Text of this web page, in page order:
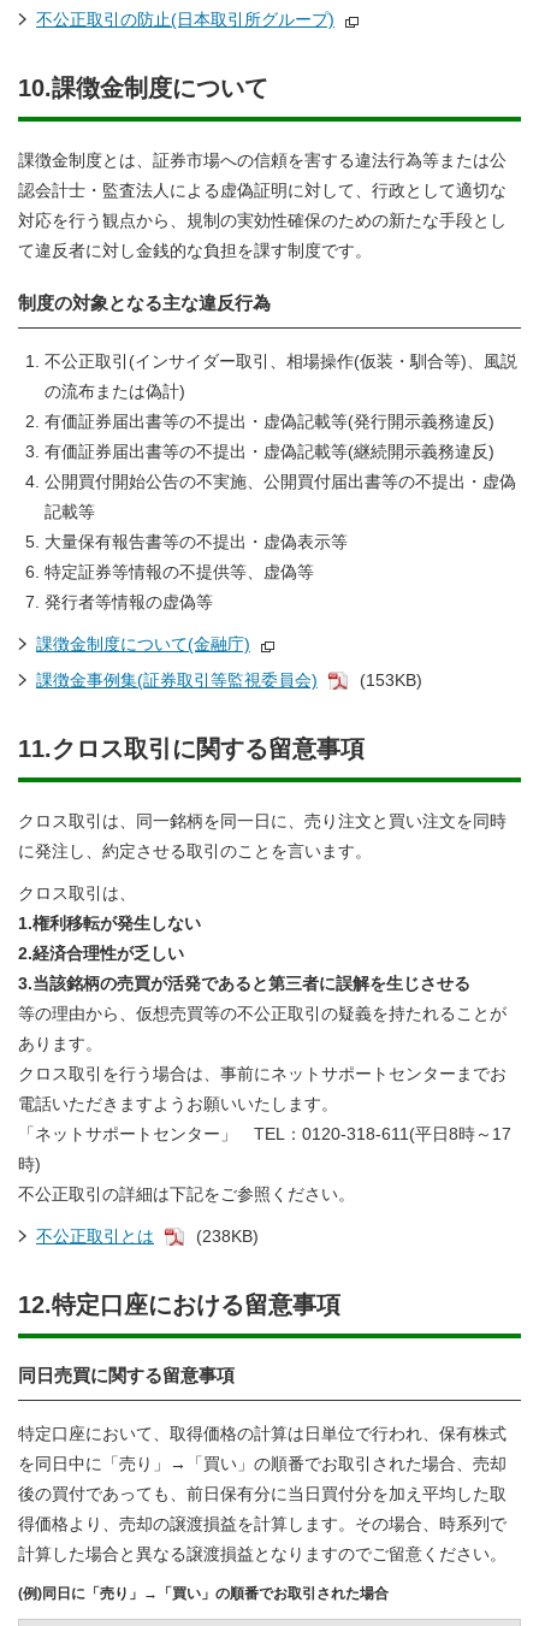
不公正取引の防止(日本取引所グループ)
10.課徴金制度について
課徴金制度とは、証券市場への信頼を害する違法行為等または公
認会計士・監査法人による虚偽証明に対して、行政として適切な
対応を行う観点から、規制の実効性確保のための新たな手段とし
て違反者に対し金銭的な負担を課す制度です。
制度の対象となる主な違反行為
不公正取引(インサイダー取引、相場操作(仮装・馴合等)、風説
の流布または偽計)
有価証券届出書等の不提出・虚偽記載等(発行開示義務違反)
有価証券届出書等の不提出・虚偽記載等(継続開示義務違反)
公開買付開始公告の不実施、公開買付届出書等の不提出・虚偽
記載等
大量保有報告書等の不提出・虚偽表示等
特定証券等情報の不提供等、虚偽等
発行者等情報の虚偽等
課徴金制度について(金融庁)
課徴金事例集(証券取引等監視委員会)
(153KB)
11.クロス取引に関する留意事項
クロス取引は、同一銘柄を同一日に、売り注文と買い注文を同時
に発注し、約定させる取引のことを言います。
クロス取引は、
1.権利移転が発生しない
2.経済合理性が乏しい
3.当該銘柄の売買が活発であると第三者に誤解を生じさせる
等の理由から、仮想売買等の不公正取引の疑義を持たれることが
あります。
クロス取引を行う場合は、事前にネットサポートセンターまでお
電話いただきますようお願いいたします。
「ネットサポートセンター」 TEL：0120-318-611(平日8時～17
時)
不公正取引の詳細は下記をご参照ください。
不公正取引とは (238KB)
12.特定口座における留意事項
同日売買に関する留意事項
特定口座において、取得価格の計算は日単位で行われ、保有株式
を同日中に「売り」→「買い」の順番でお取引された場合、売却
後の買付であっても、前日保有分に当日買付分を加え平均した取
得価格より、売却の譲渡損益を計算します。その場合、時系列で
計算した場合と異なる譲渡損益となりますのでご留意ください。
(例)同日に「売り」→「買い」の順番でお取引された場合